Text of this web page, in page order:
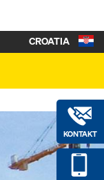
KONTAKT
CROATIA